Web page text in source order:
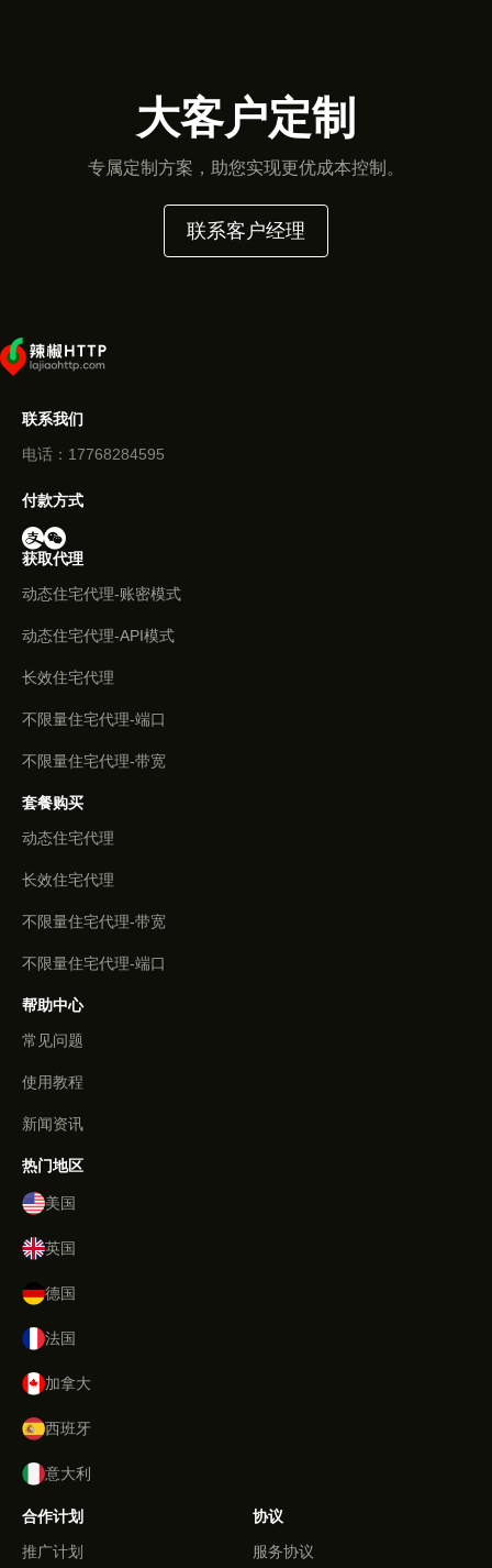
大客户定制
专属定制方案，助您实现更优成本控制。
联系客户经理
联系我们
电话：17768284595
付款方式
获取代理
动态住宅代理-账密模式
动态住宅代理-API模式
长效住宅代理
不限量住宅代理-端口
不限量住宅代理-带宽
套餐购买
动态住宅代理
长效住宅代理
不限量住宅代理-带宽
不限量住宅代理-端口
帮助中心
常见问题
使用教程
新闻资讯
热门地区
美国
英国
德国
法国
加拿大
西班牙
意大利
合作计划
推广计划
协议
服务协议